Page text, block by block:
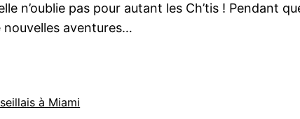
n’oublie pas pour autant les Ch’tis ! Pendant
nouvelles aventures…
à Miami